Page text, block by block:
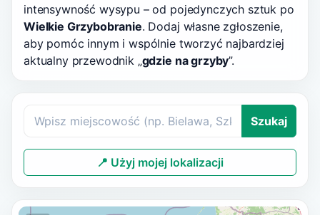
intensywność wysypu – od pojedynczych sztuk po
Wielkie Grzybobranie. Dodaj własne zgłoszenie,
aby pomóc innym i wspólnie tworzyć najbardziej
aktualny przewodnik „gdzie na grzyby”.
Szukaj
📍 Użyj mojej lokalizacji